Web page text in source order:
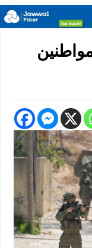
مخاض الرصاص
الاحتلال تعتقل 10 مواطنين